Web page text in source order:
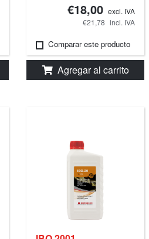
€18,00 excl. IVA
€21,78 incl. IVA
Comparar este producto
Agregar al carrito